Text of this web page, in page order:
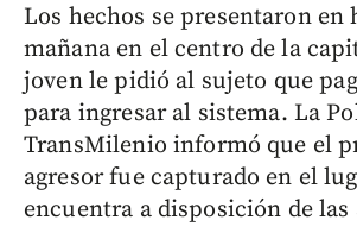
Los hechos se presentaron en
mañana en el centro de la
joven le pidió al sujeto que
para ingresar al sistema. La
TransMilenio informó que el
agresor fue capturado en el
encuentra a disposición de las